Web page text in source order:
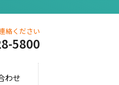
絡ください
5800
わせ